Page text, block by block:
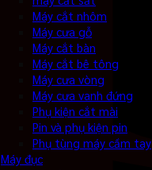
Máy cắt nhôm
Máy cưa gỗ
Máy cắt bàn
Máy cắt bê tông
Máy cưa vòng
Máy cưa vanh đứng
Phụ kiện cắt mài
Pin và phụ kiện pin
Phụ tùng máy cầm tay
Máy đục